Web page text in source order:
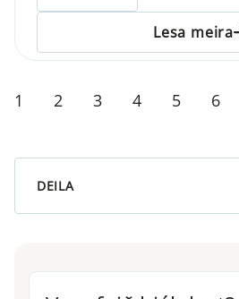
Lesa meira
1 2 3 4 5 6
DEILA